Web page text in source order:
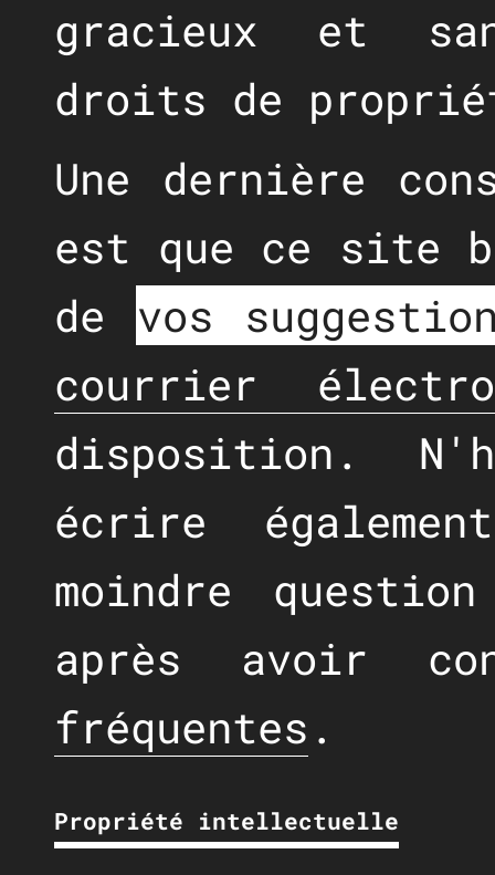
gracieux et
droits de
Une dernière
est que ce site
de vos
courrier
disposition.
écrire
moindre
après avoir
fréquentes .
Propriété intellectuelle